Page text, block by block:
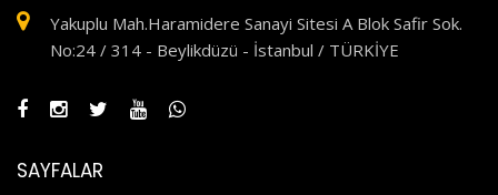
Yakuplu Mah.Haramidere Sanayi Sitesi A Blok Safir Sok.
No:24 / 314 - Beylikdüzü - İstanbul / TÜRKİYE
SAYFALAR